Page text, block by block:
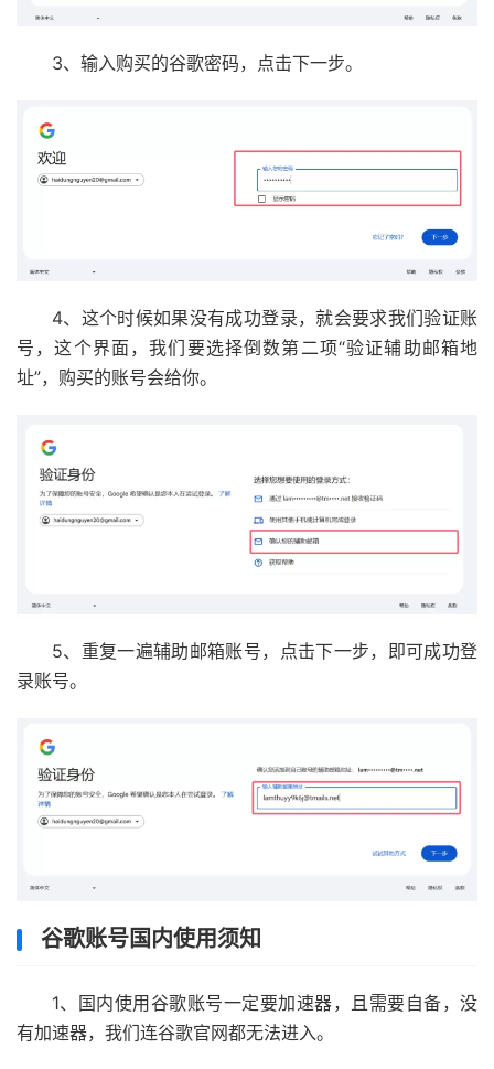
3、输入购买的谷歌密码，点击下一步。
4、这个时候如果没有成功登录，就会要求我们验证账
号，这个界面，我们要选择倒数第二项“验证辅助邮箱地
址”，购买的账号会给你。
5、重复一遍辅助邮箱账号，点击下一步，即可成功登
录账号。
谷歌账号国内使用须知
1、国内使用谷歌账号一定要加速器，且需要自备，没
有加速器，我们连谷歌官网都无法进入。